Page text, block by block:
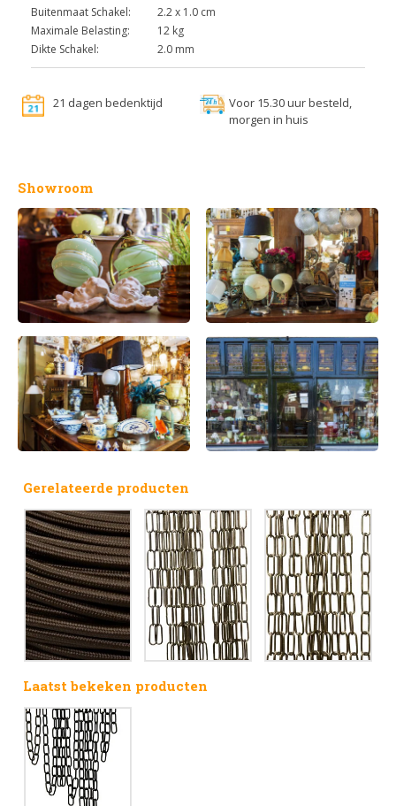
Buitenmaat Schakel:
2.2 x 1.0 cm
Maximale Belasting:
12 kg
Dikte Schakel:
2.0 mm
21 dagen bedenktijd
Voor 15.30 uur besteld,
morgen in huis
Showroom
Gerelateerde producten
Laatst bekeken producten